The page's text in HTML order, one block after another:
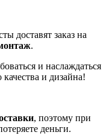
доставят заказ на
.
и наслаждаться
и дизайна!
, поэтому при
деньги.